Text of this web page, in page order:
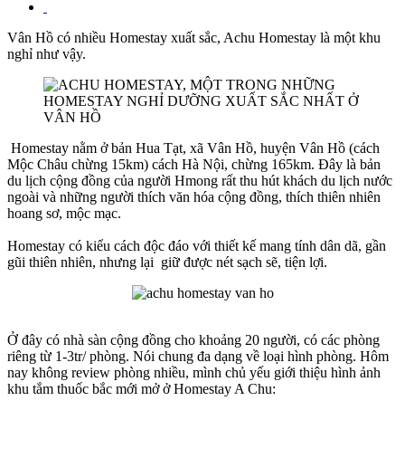
Vân Hồ có nhiều Homestay xuất sắc, Achu Homestay là một khu
nghỉ như vậy.
Homestay nằm ở bản Hua Tạt, xã Vân Hồ, huyện Vân Hồ (cách
Mộc Châu chừng 15km) cách Hà Nội, chừng 165km. Đây là bản
du lịch cộng đồng của người Hmong rất thu hút khách du lịch nước
ngoài và những người thích văn hóa cộng đồng, thích thiên nhiên
hoang sơ, mộc mạc.
Homestay có kiểu cách độc đáo với thiết kế mang tính dân dã, gần
gũi thiên nhiên, nhưng lại giữ được nét sạch sẽ, tiện lợi.
Ở đây có nhà sàn cộng đồng cho khoảng 20 người, có các phòng
riêng từ 1-3tr/ phòng. Nói chung đa dạng về loại hình phòng. Hôm
nay không review phòng nhiều, mình chủ yếu giới thiệu hình ảnh
khu tắm thuốc bắc mới mở ở Homestay A Chu: